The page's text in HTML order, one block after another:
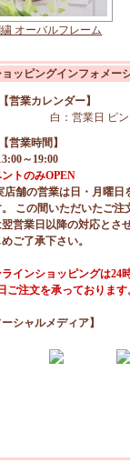
オーバルフレーム
ョッピングインフォメー
【営業カレンダー】
白：営業日 ピ
【営業時間】
～19:00
ントのみOPEN
舗の営業は日・月曜日
。 この間いただいたご
営業日以降の対応とさ
ご了承下さい。
インショッピングは24
ご注文を承っております
ーシャルメディア】